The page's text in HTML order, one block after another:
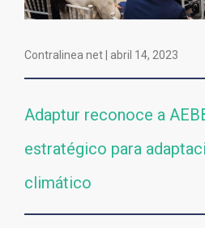
Contralinea net | abril 14, 2023
Adaptur reconoce a
estratégico para
climático